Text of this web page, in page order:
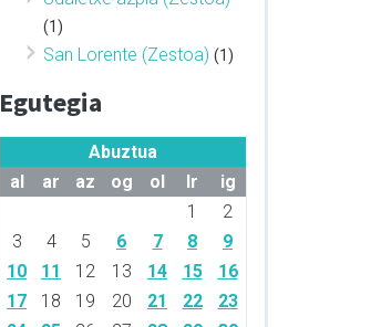
(1)
San Lorente (Zestoa) (1)
Egutegia
Abuztua
al
ar az og ol lr
ig
1
2
3
4 5 6 7 8
9
10
11 12 13 14 15
16
17
18 19 20 21 22
23